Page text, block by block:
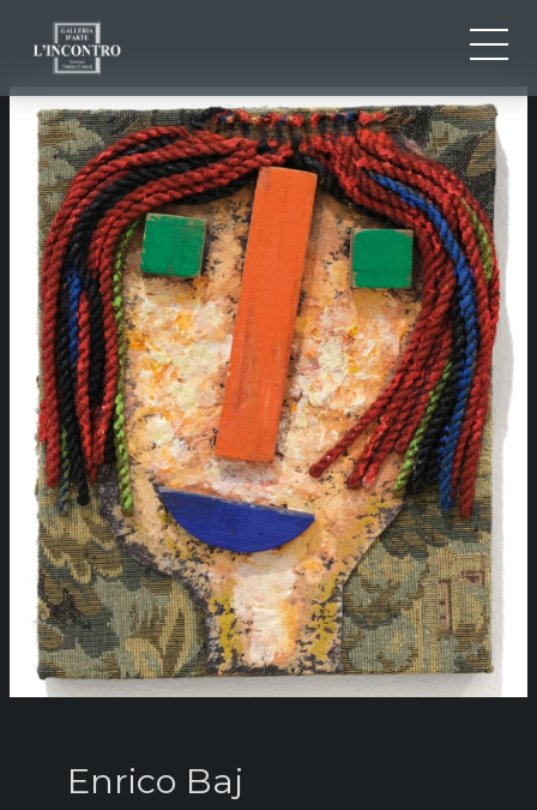
IT
EN
FR
CHI SIAMO
NEWS ED EVENTI
ARTISTI E OPERE
MOSTRE
CONTATTI
Enrico Baj